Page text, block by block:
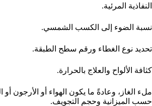
النفاذية المرئية.
نسبة الضوء إلى الكسب الشمسي.
تحديد نوع الغطاء ورقم سطح الطبقة.
كثافة الألواح والعلاج بالحرارة.
ملء الغاز، وعادةً ما يكون الهواء أو الأرجون أو
حسب الميزانية وحجم التجويف.